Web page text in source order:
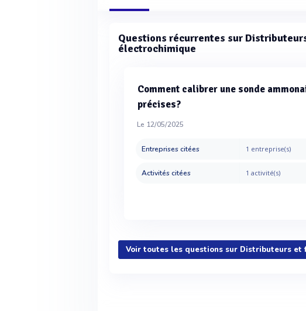
Questions récurrentes sur
électrochimique
Comment calibrer une sonde
précises?
Le 12/05/2025
Entreprises citées 1 entreprise(s)
Activités citées 1 activité(s)
Voir toutes les questions sur Distributeurs